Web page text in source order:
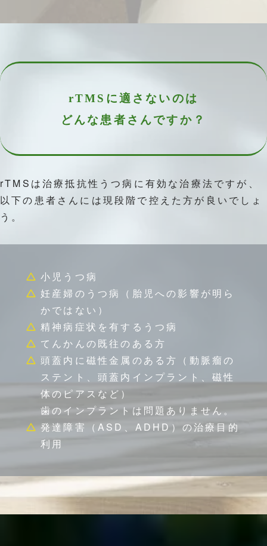
rTMSに適さないのは
どんな患者さんですか？
rTMSは治療抵抗性うつ病に有効な治療法ですが、
以下の患者さんには現段階で控えた方が良いでしょ
う。
小児うつ病
妊産婦のうつ病（胎児への影響が明ら
かではない）
精神病症状を有するうつ病
てんかんの既往のある方
頭蓋内に磁性金属のある方（動脈瘤の
ステント、頭蓋内インプラント、磁性
体のピアスなど）
歯のインプラントは問題ありません。
発達障害（ASD、ADHD）の治療目的
利用